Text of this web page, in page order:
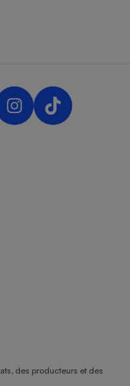
des producteurs et des